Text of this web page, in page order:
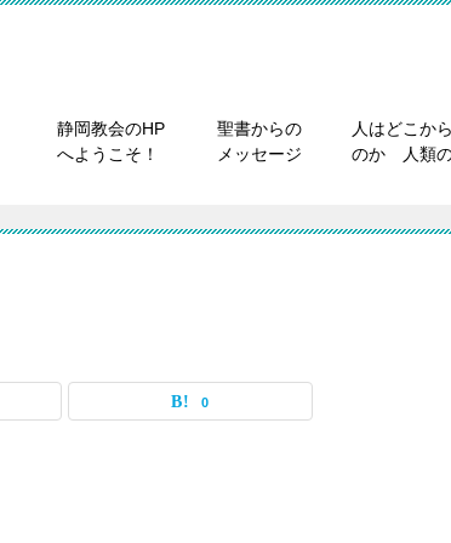
静岡教会のHP
へようこそ！
聖書からの
メッセージ
人はどこか
のか 人類
0